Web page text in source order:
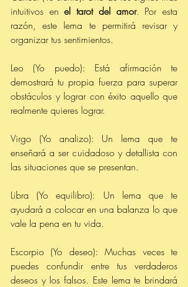
intuitivos en el tarot del amor. Por esta
razón, este lema te permitirá revisar y
organizar tus sentimientos.
Leo (Yo puedo): Está afirmación te
demostrará tu propia fuerza para superar
obstáculos y lograr con éxito aquello que
realmente quieres lograr.
Virgo (Yo analizo): Un lema que te
enseñará a ser cuidadoso y detallista con
las situaciones que se presentan.
Libra (Yo equilibro): Un lema que te
ayudará a colocar en una balanza lo que
vale la pena en tu vida.
Escorpio (Yo deseo): Muchas veces te
puedes confundir entre tus verdaderos
deseos y los falsos. Este lema te brindará